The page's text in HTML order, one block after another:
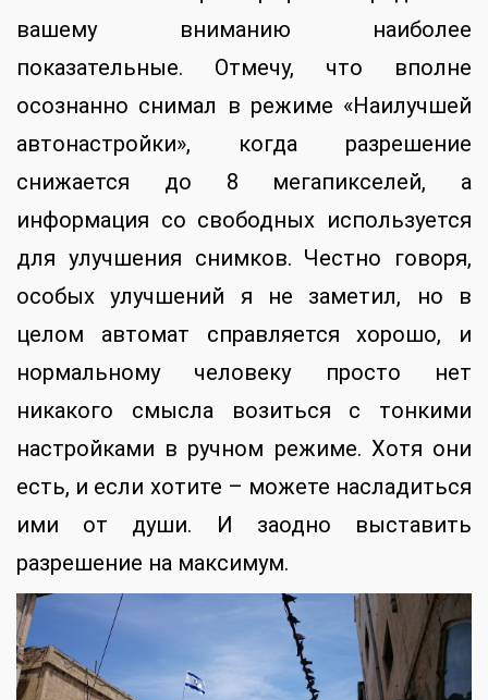
вашему вниманию наиболее
показательные. Отмечу, что вполне
осознанно снимал в режиме «Наилучшей
автонастройки», когда разрешение
снижается до 8 мегапикселей, а
информация со свободных используется
для улучшения снимков. Честно говоря,
особых улучшений я не заметил, но в
целом автомат справляется хорошо, и
нормальному человеку просто нет
никакого смысла возиться с тонкими
настройками в ручном режиме. Хотя они
есть, и если хотите – можете насладиться
ими от души. И заодно выставить
разрешение на максимум.